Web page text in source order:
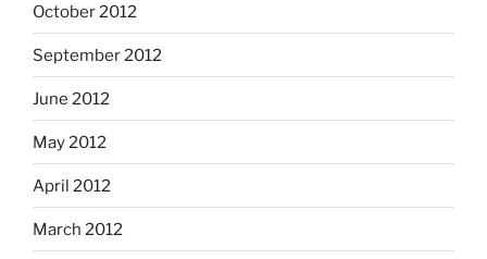
October 2012
September 2012
June 2012
May 2012
April 2012
March 2012